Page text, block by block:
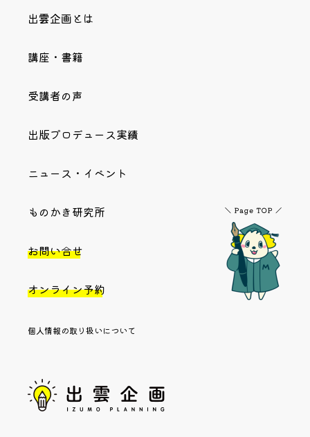
出雲企画とは
講座・書籍
受講者の声
出版プロデュース実績
ニュース・イベント
ものかき研究所
お問い合せ
オンライン予約
個人情報の取り扱いについて